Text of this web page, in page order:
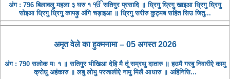
अंग : 796 बिलावलु महला ३ घरु १ ੴ सतिगुर प्रसादि ॥ ध्रिगु ध्रिगु खाइआ ध्रिगु ध्रिगु
सोइआ ध्रिगु ध्रिगु कापड़ु अंगि चड़ाइआ ॥ ध्रिगु सरीरु कुट्मब सहित सिउ जितु...
अमृत ​​वेले का हुक्मनामा – 05 अगस्त 2026
अंग : 790 सलोक मः १ ॥ सतिगुर भीखिआ देहि मै तूं सम्रथु दातारु ॥ हउमै गरबु निवारीऐ कामु
क्रोधु अहंकारु ॥ लबु लोभु परजालीऐ नामु मिलै आधारु ॥ अहिनिसि...